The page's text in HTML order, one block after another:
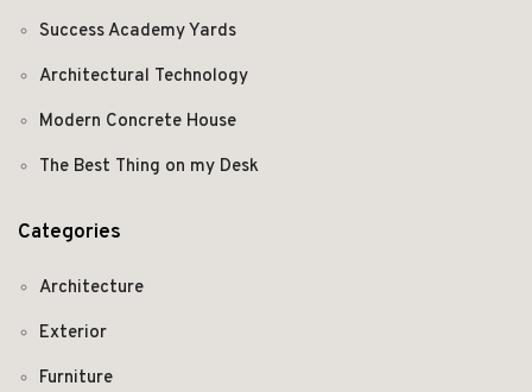
Success Academy Yards
Architectural Technology
Modern Concrete House
The Best Thing on my Desk
Categories
Architecture
Exterior
Furniture